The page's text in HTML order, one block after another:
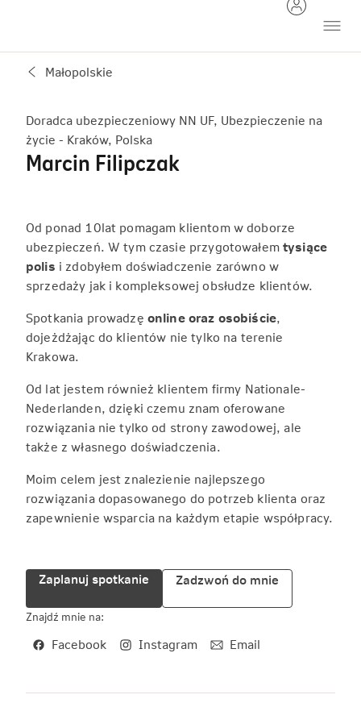
Małopolskie
Doradca ubezpieczeniowy NN UF, Ubezpieczenie na
życie - Kraków, Polska
Marcin Filipczak
Od ponad 10lat pomagam klientom w doborze
ubezpieczeń. W tym czasie przygotowałemtysiące
polis i zdobyłem doświadczenie zarówno w
sprzedaży jak i kompleksowej obsłudze klientów.
Spotkania prowadzę online oraz osobiście,
dojeżdżając do klientów nie tylko na terenie
Krakowa.
Od lat jestem również klientem firmy Nationale-
Nederlanden, dzięki czemu znam oferowane
rozwiązania nie tylko od strony zawodowej, ale
także z własnego doświadczenia.
Moim celem jest znalezienie najlepszego
rozwiązania dopasowanego do potrzeb klienta oraz
zapewnienie wsparcia na każdym etapie współpracy.
Zaplanuj spotkanie Zadzwoń do mnie
Znajdź mnie na:
Facebook Instagram Email